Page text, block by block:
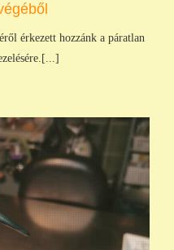
érkezett hozzánk a páratlan